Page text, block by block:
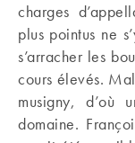
charges
plus pointus ne
s’arracher les
cours élevés.
musigny, d’où
domaine.